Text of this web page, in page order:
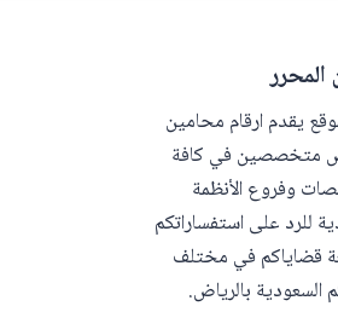
المحرر
يقدم ارقام محامين
متخصصين في كافة
وفروع الأنظمة
للرد على استفساراتكم
قضاياكم في مختلف
السعودية بالرياض.